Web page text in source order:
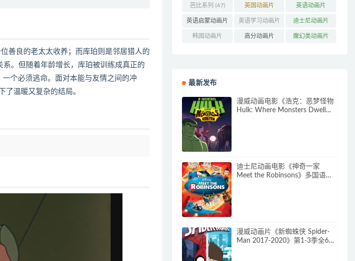
善良的老太太收养；而库珀则是邻居猎人的
。但随着年龄增长，库珀被训练成真正的
个必须逃命。面对本能与友情之间的冲
了温暖又复杂的结局。
(707) (843)
芭比系列 (47) 英国动画片
(199)
英语动画片
(213)
英语启蒙动画片
(161)
英语学习动画片
(85)
迪士尼动画片
(316)
韩国动画片 高分动画片 魔幻类动画片
最新发布
漫威动画电影《浩克：恶梦怪物
Hulk: Where Monsters Dwell》
迪士尼动画电影《神奇一家
Meet the Robinsons》多国语言
漫威动画片《新蜘蛛侠 Spider-
Man 2017-2020》第1-3季全64